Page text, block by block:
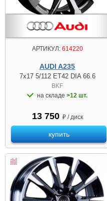
АРТИКУЛ:614220
AUDI A235
7x17 5/112 ET42 DIA 66.6
BKF
на складе >12 шт.
13 750 ₽ / диск
купить